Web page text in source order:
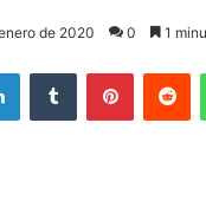
de 2020 0 1